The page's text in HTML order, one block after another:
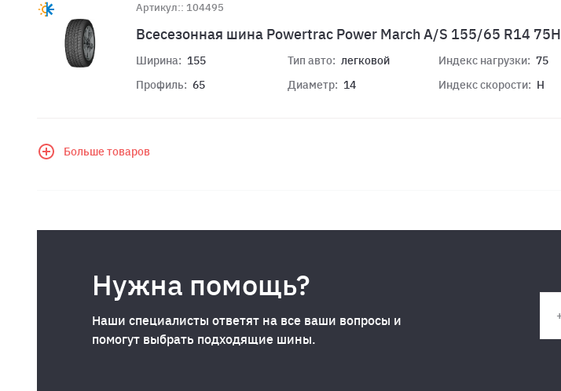
Артикул:: 104495
Всесезонная шина Powertrac Power March A/S 155/65 R14 75H
Ширина: 155
Профиль: 65
Тип авто: легковой
Диаметр: 14
Индекс нагрузки: 75
Индекс скорости: H
Больше товаров
Нужна помощь?
Наши специалисты ответят на все ваши вопросы и
помогут выбрать подходящие шины.